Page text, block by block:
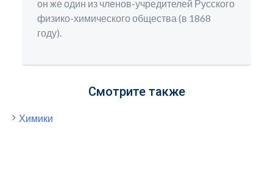
он же один из членов-учредителей Русского
физико-химического общества (в 1868
году).
Смотрите также
Химики